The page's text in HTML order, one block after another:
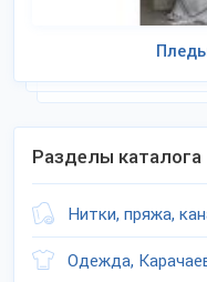
Разделы каталога
Нитки, пряжа,
Одежда,